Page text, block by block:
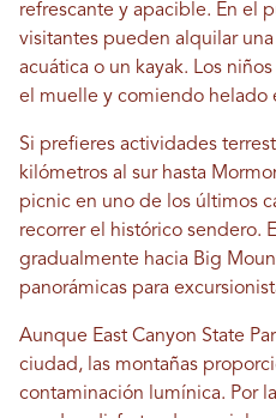
refrescante y apacible. En el
visitantes pueden alquilar
acuática o un kayak. Los
el muelle y comiendo helado
Si prefieres actividades
kilómetros al sur hasta
picnic en uno de los últimos
recorrer el histórico sendero.
gradualmente hacia Big
panorámicas para
Aunque East Canyon State
ciudad, las montañas
contaminación lumínica. Por